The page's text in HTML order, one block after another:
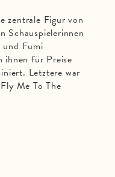
zentrale Figur von
Schauspielerinnen
Fumi
ihnen für Preise
Letztere war
Me To The